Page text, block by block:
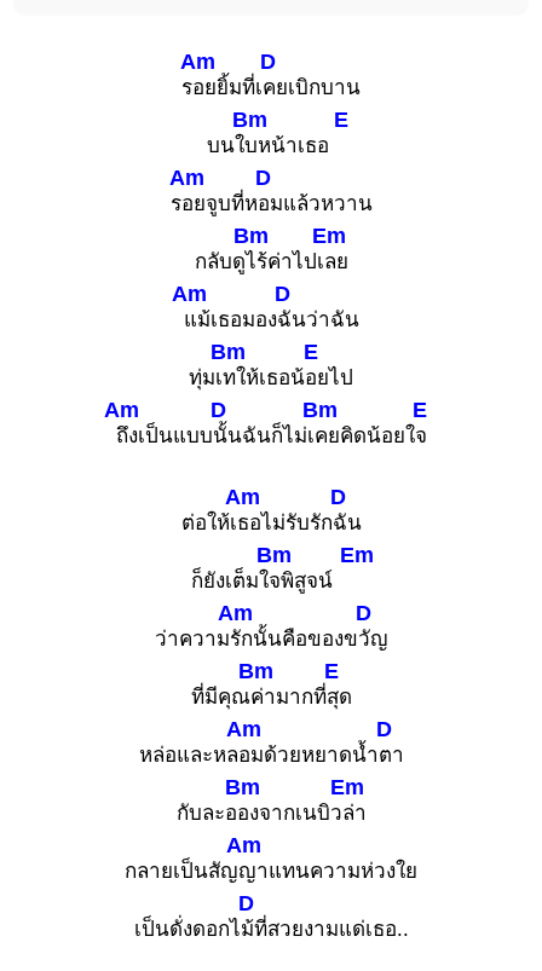
ร
Am
อยยิ้มที่เ
D
คยเบิกบาน
บนใ
Bm
บหน้าเธอ
E
ร
Am
อยจูบที่ห
D
อมแล้วหวาน
กลับดู
Bm
ไร้ค่าไปเ
Em
ลย
Am
แม้เธอมอง
D
ฉันว่าฉัน
ทุ่มเ
Bm
ทให้เธอน้
E
อยไป
Am
ถึงเป็นแบบ
D
นั้นฉันก็ไม่เ
Bm
คยคิดน้อยใ
E
จ
ต่อให้เ
Am
ธอไม่รับรัก
D
ฉัน
ก็ยังเต็มใ
Bm
จพิสูจน์
Em
ว่าความ
Am
รักนั้นคือของข
D
วัญ
ที่มีคุณ
Bm
ค่ามากที่
E
สุด
หล่อและหล
Am
อมด้วยหยาดน้ำ
D
ตา
กับละอ
Bm
องจากเนบิว
Em
ล่า
กลายเป็นสัญ
Am
ญาแทนความห่วงใย
เป็นดั่งดอกไ
D
ม้ที่สวยงามแด่เธอ..